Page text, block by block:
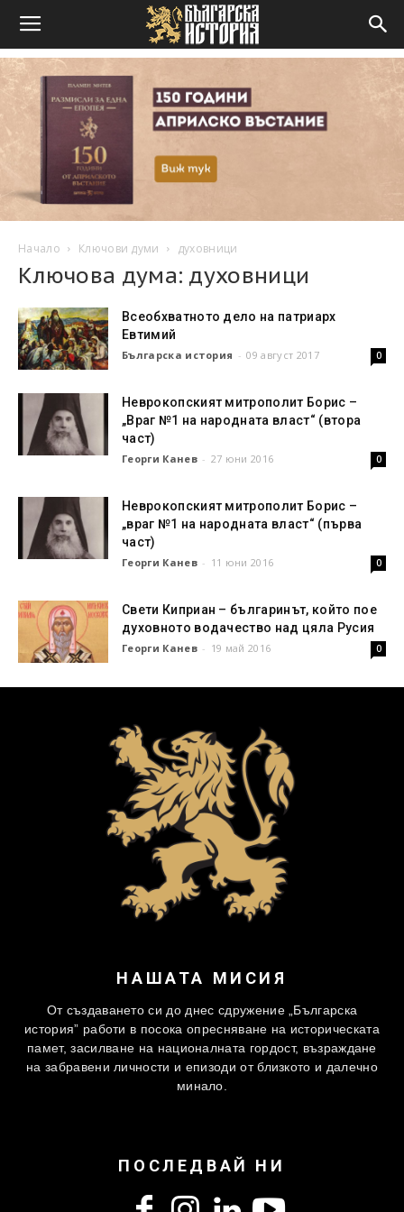
Начало Ключови думи духовници
Ключова дума: духовници
Всеобхватното дело на патриарх
Евтимий
Българска история - 09 август 2017 0
Неврокопският митрополит Борис –
„Враг №1 на народната власт“ (втора
част)
Георги Канев - 27 юни 2016 0
Неврокопският митрополит Борис –
„враг №1 на народната власт“ (първа
част)
Георги Канев - 11 юни 2016 0
Свети Киприан – българинът, който пое
духовното водачество над цяла Русия
Георги Канев - 19 май 2016 0
НАШАТА МИСИЯ
От създаването си до днес сдружение „Българска
история” работи в посока опресняване на историческата
памет, засилване на националната гордост, възраждане
на забравени личности и епизоди от близкото и далечно
минало.
ПОСЛЕДВАЙ НИ